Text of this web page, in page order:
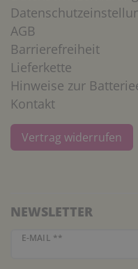
AGB
Barrierefreiheit
Lieferkette
Hinweise zur
Kontakt
Vertrag widerrufen
NEWSLETTER
E-MAIL **
Newsletter Honig